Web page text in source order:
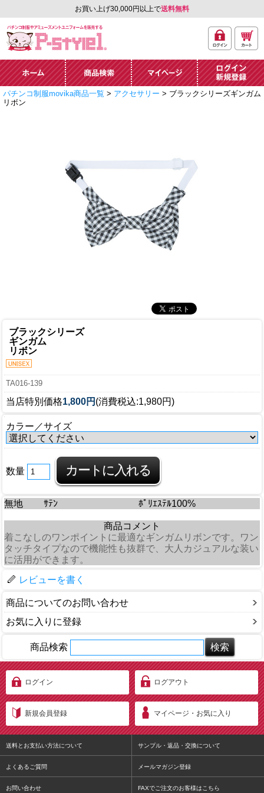
お買い上げ30,000円以上で送料無料
ーズメントユニフォー
ム通販「P-style 1」.
イン
ト
ホーム 商品検索 マイページ
ログイン・新規
パチンコ制服movika商品一覧 > アクセサリー > ブラックシリーズギンガム
リボン
ブラックシリーズ
ギンガム
リボン
TA016-139
当店特別価格1,800円 (消費税込:1,980円)
カラー／サイズ
数量
無地 ｻﾃﾝ ﾎﾟﾘｴｽﾃﾙ100%
商品コメント
着こなしのワンポイントに最適なギンガムリボンです。ワン
タッチタイプなので機能性も抜群で、大人カジュアルな装い
に活用ができます。
レビューを書く
商品についてのお問い合わせ
お気に入りに登録
商品検索
ログイン ログアウト
新規会員登録 マイページ・お気に入り
送料とお支払い方法について サンプル・返品・交換について
よくあるご質問 メールマガジン登録
お問い合わせ FAXでご注文のお客様はこちら